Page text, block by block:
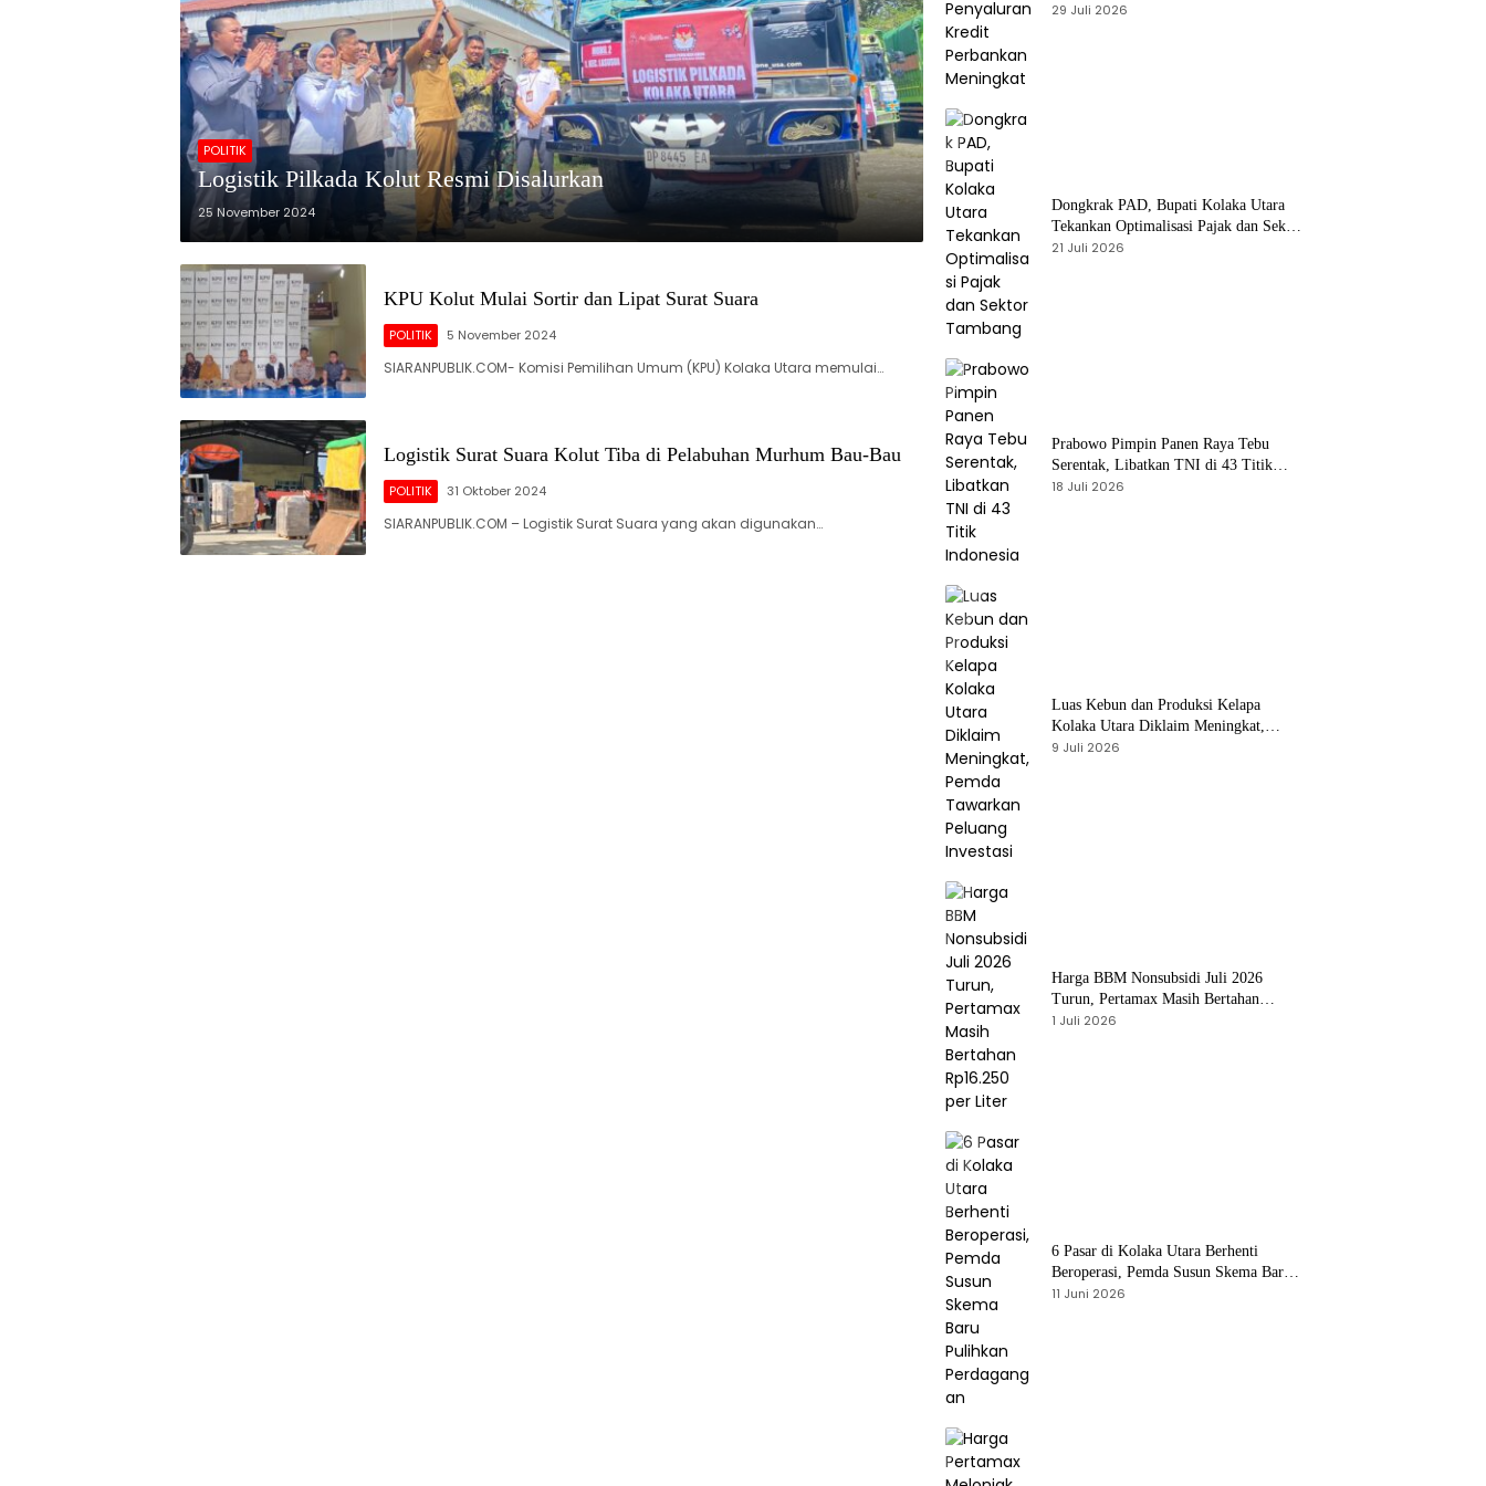
POLITIK
Logistik Pilkada Kolut Resmi Disalurkan
25 November 2024
KPU Kolut Mulai Sortir dan Lipat Surat Suara
POLITIK 5 November 2024
SIARANPUBLIK.COM- Komisi Pemilihan Umum (KPU) Kolaka Utara memulai…
Logistik Surat Suara Kolut Tiba di Pelabuhan Murhum Bau-Bau
POLITIK 31 Oktober 2024
SIARANPUBLIK.COM – Logistik Surat Suara yang akan digunakan…
Meningkat
29 Juli 2026
Dongkrak PAD, Bupati Kolaka Utara
Tekankan Optimalisasi Pajak dan Sektor
Tambang
21 Juli 2026
Prabowo Pimpin Panen Raya Tebu
Serentak, Libatkan TNI di 43 Titik
Indonesia
18 Juli 2026
Luas Kebun dan Produksi Kelapa
Kolaka Utara Diklaim Meningkat,
Pemda Tawarkan Peluang Investasi
9 Juli 2026
Harga BBM Nonsubsidi Juli 2026
Turun, Pertamax Masih Bertahan
Rp16.250 per Liter
1 Juli 2026
6 Pasar di Kolaka Utara Berhenti
Beroperasi, Pemda Susun Skema Baru
Pulihkan Perdagangan
11 Juni 2026